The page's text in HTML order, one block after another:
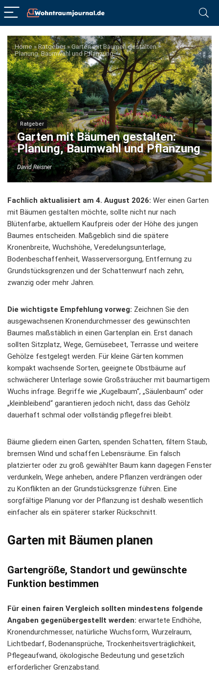
Home»Ratgeber»Garten mit Bäumen gestalten:
Planung, Baumwahl und Pflanzung
Ratgeber
Garten mit Bäumen gestalten:
Planung, Baumwahl und Pflanzung
David Reisner
Fachlich aktualisiert am 4. August 2026: Wer einen Garten
mit Bäumen gestalten möchte, sollte nicht nur nach
Blütenfarbe, aktuellem Kaufpreis oder der Höhe des jungen
Baumes entscheiden. Maßgeblich sind die spätere
Kronenbreite, Wuchshöhe, Veredelungsunterlage,
Bodenbeschaffenheit, Wasserversorgung, Entfernung zu
Grundstücksgrenzen und der Schattenwurf nach zehn,
zwanzig oder mehr Jahren.
Die wichtigste Empfehlung vorweg: Zeichnen Sie den
ausgewachsenen Kronendurchmesser des gewünschten
Baumes maßstäblich in einen Gartenplan ein. Erst danach
sollten Sitzplatz, Wege, Gemüsebeet, Terrasse und weitere
Gehölze festgelegt werden. Für kleine Gärten kommen
kompakt wachsende Sorten, geeignete Obstbäume auf
schwächerer Unterlage sowie Großsträucher mit baumartigem
Wuchs infrage. Begriffe wie „Kugelbaum“, „Säulenbaum“ oder
„kleinbleibend“ garantieren jedoch nicht, dass das Gehölz
dauerhaft schmal oder vollständig pflegefrei bleibt.
Bäume gliedern einen Garten, spenden Schatten, filtern Staub,
bremsen Wind und schaffen Lebensräume. Ein falsch
platzierter oder zu groß gewählter Baum kann dagegen Fenster
verdunkeln, Wege anheben, andere Pflanzen verdrängen oder
zu Konflikten an der Grundstücksgrenze führen. Eine
sorgfältige Planung vor der Pflanzung ist deshalb wesentlich
einfacher als ein späterer starker Rückschnitt.
Garten mit Bäumen planen
Gartengröße, Standort und gewünschte
Funktion bestimmen
Für einen fairen Vergleich sollten mindestens folgende
Angaben gegenübergestellt werden: erwartete Endhöhe,
Kronendurchmesser, natürliche Wuchsform, Wurzelraum,
Lichtbedarf, Bodenansprüche, Trockenheitsverträglichkeit,
Pflegeaufwand, ökologische Bedeutung und gesetzlich
erforderlicher Grenzabstand.